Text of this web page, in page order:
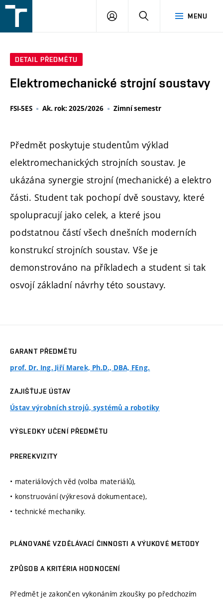
v
MENU
PŘIHLÁŠENÍ
DETAIL PŘEDMĚTU
Elektromechanické strojní soustavy
FSI-5ES Ak. rok: 2025/2026 Zimní semestr
Předmět poskytuje studentům výklad
elektromechanických strojních soustav. Je
ukázána synergie strojní (mechanické) a elektro
části. Student tak pochopí dvě soustavy, které
spolupracují jako celek, a které jsou
podstatnou částí všech dnešních moderních
konstrukcí strojních soustav. Vše je
demonstrováno na příkladech a student si tak
osvojí základní návrhy této soustavy.
GARANT PŘEDMĚTU
prof. Dr. Ing. Jiří Marek, Ph.D., DBA, FEng.
ZAJIŠŤUJE ÚSTAV
Ústav výrobních strojů, systémů a robotiky
VÝSLEDKY UČENÍ PŘEDMĚTU
PREREKVIZITY
• materiálových věd (volba materiálů),
• konstruování (výkresová dokumentace),
• technické mechaniky.
PLÁNOVANÉ VZDĚLÁVACÍ ČINNOSTI A VÝUKOVÉ METODY
ZPŮSOB A KRITÉRIA HODNOCENÍ
Předmět je zakončen vykonáním zkoušky po předchozím